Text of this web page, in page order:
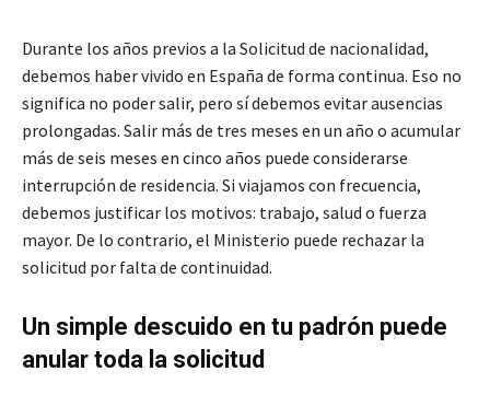
Durante los años previos a la Solicitud de nacionalidad,
debemos haber vivido en España de forma continua. Eso no
significa no poder salir, pero sí debemos evitar ausencias
prolongadas. Salir más de tres meses en un año o acumular
más de seis meses en cinco años puede considerarse
interrupción de residencia. Si viajamos con frecuencia,
debemos justificar los motivos: trabajo, salud o fuerza
mayor. De lo contrario, el Ministerio puede rechazar la
solicitud por falta de continuidad.
Un simple descuido en tu padrón puede
anular toda la solicitud